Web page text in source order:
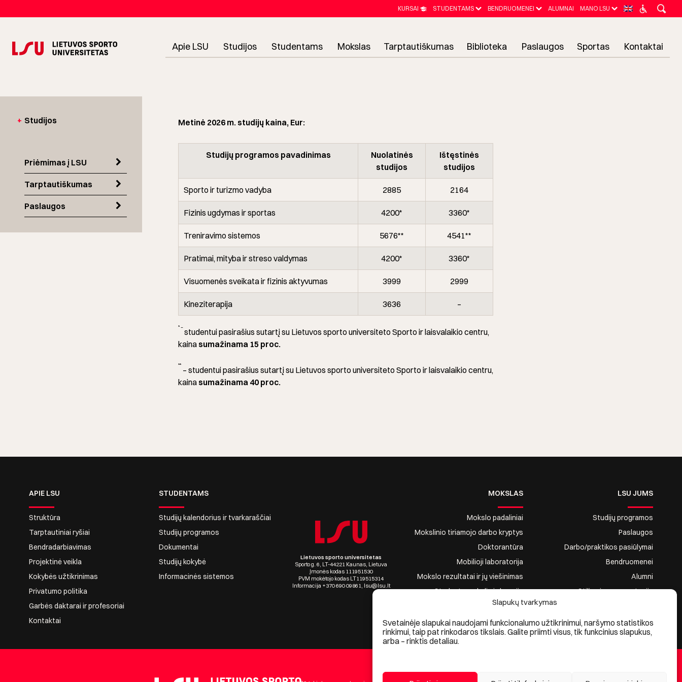
Slapukų tvarkymas
Svetainėje slapukai naudojami funkcionalumo užtikrinimui, naršymo statistikos
rinkimui, taip pat rinkodaros tikslais. Galite priimti visus, tik funkcinius slapukus,
arba – rinktis detaliau.
KURSAI STUDENTAMS BENDRUOMENEI ALUMNAI MANO LSU
Apie LSU Studijos Studentams Mokslas Tarptautiškumas Biblioteka Paslaugos Sportas Kontaktai
+ Studijos
Priėmimas į LSU
Tarptautiškumas
Paslaugos
Metinė 2026 m. studijų kaina, Eur:
Studijų programos pavadinimas
Nuolatinės
studijos
Ištęstinės
studijos
Sporto ir turizmo vadyba 2885 2164
Fizinis ugdymas ir sportas 4200* 3360*
Treniravimo sistemos 5676** 4541**
Pratimai, mityba ir streso valdymas 4200* 3360*
Visuomenės sveikata ir fizinis aktyvumas 3999 2999
Kineziterapija 3636 –
* –studentui pasirašius sutartį su Lietuvos sporto universiteto Sporto ir laisvalaikio centru,
kaina sumažinama 15 proc.
** – studentui pasirašius sutartį su Lietuvos sporto universiteto Sporto ir laisvalaikio centru,
kaina sumažinama 40 proc.
APIE LSU
Struktūra
Tarptautiniai ryšiai
Bendradarbiavimas
Projektinė veikla
Kokybės užtikrinimas
Privatumo politika
Garbės daktarai ir profesoriai
Kontaktai
STUDENTAMS
Studijų kalendorius ir tvarkaraščiai
Studijų programos
Dokumentai
Studijų kokybė
Informacinės sistemos
MOKSLAS
Mokslo padaliniai
Mokslinio tiriamojo darbo kryptys
Doktorantūra
Mobilioji laboratorija
Mokslo rezultatai ir jų viešinimas
Studentų mokslinė draugija
LSU JUMS
Studijų programos
Paslaugos
Darbo/praktikos pasiūlymai
Bendruomenei
Alumni
Stilius ir reprezentacija
Lietuvos sporto universitetas
Sporto g. 6, LT-44221 Kaunas, Lietuva
Įmonės kodas 111951530
PVM mokėtojo kodas LT119515314
Informacija +370 690 09861, lsu@lsu.lt